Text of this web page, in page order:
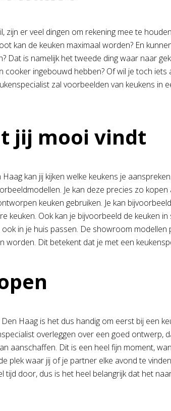
zijn er veel dingen om rekening mee te
kan de keuken maximaal worden? En
Dat is namelijk het tweede ding waar naar
cooker ingebouwd hebben? Of wil je toch
zal voorbeelden van keukens in
jij mooi vindt
Haag kan jij kijken welke keukens je
Je kan deze precies zo
keuken gebruiken. Je kan
keuken. Ook kan je bijvoorbeeld de keuken
in je huis passen. De showroom
worden. Dit betekent dat je met een
Haag is het dus handig om eerst bij een
overleggen over een goed ontwerp,
aanschaffen. Dit is een heel fijn moment,
plek waar jij of je partner elke avond te
tijd door, dus is het heel belangrijk dat het